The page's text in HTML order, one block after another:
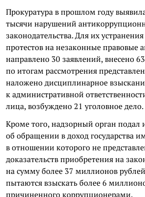
Прокуратура в прошлом году
тысячи нарушений
законодательства. Для их
протестов на незаконные правовые
направлено 30 заявлений, внесено
по итогам рассмотрения
наложено дисциплинарное
к административной
лица, возбуждено 21 уголовное дело.
Кроме того, надзорный орган подал
об обращении в доход государства
в отношении которого не
доказательств приобретения на
на сумму более 37 миллионов
пытаются взыскать более 6
причиненного коррупционерами.